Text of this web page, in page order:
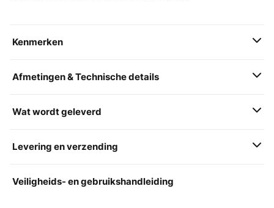
Kenmerken
Afmetingen & Technische details
Wat wordt geleverd
Levering en verzending
Veiligheids- en gebruikshandleiding